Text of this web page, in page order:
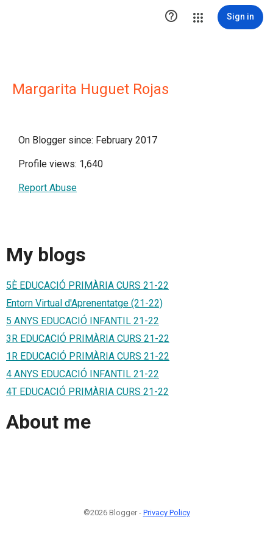
 Sign in
Margarita Huguet Rojas
On Blogger since: February 2017
Profile views: 1,640
Report Abuse
My blogs
5È EDUCACIÓ PRIMÀRIA CURS 21-22
Entorn Virtual d'Aprenentatge (21-22)
5 ANYS EDUCACIÓ INFANTIL 21-22
3R EDUCACIÓ PRIMÀRIA CURS 21-22
1R EDUCACIÓ PRIMÀRIA CURS 21-22
4 ANYS EDUCACIÓ INFANTIL 21-22
4T EDUCACIÓ PRIMÀRIA CURS 21-22
About me
©2026 Blogger - Privacy Policy